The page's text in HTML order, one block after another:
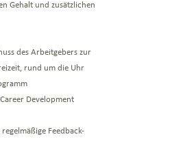
Gehalt und zusätzlichen
des Arbeitgebers zur
rund um die Uhr
Development
Feedback-